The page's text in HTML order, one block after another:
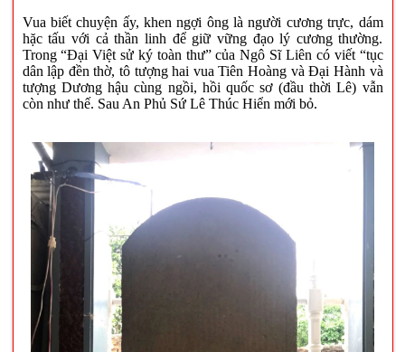
Vua biết chuyện ấy, khen ngợi ông là người cương trực, dám
hặc tấu với cả thần linh để giữ vững đạo lý cương thường.
Trong “Đại Việt sử ký toàn thư” của Ngô Sĩ Liên có viết “tục
dân lập đền thờ, tô tượng hai vua Tiên Hoàng và Đại Hành và
tượng Dương hậu cùng ngồi, hồi quốc sơ (đầu thời Lê) vẫn
còn như thế. Sau An Phủ Sứ Lê Thúc Hiển mới bỏ.